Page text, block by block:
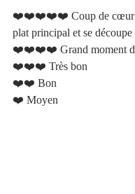
❤️❤️❤️❤️❤️ Coup de cœur
plat principal et se découpe
❤️❤️❤️❤️ Grand moment
❤️❤️❤️ Très bon
❤️❤️ Bon
❤️ Moyen